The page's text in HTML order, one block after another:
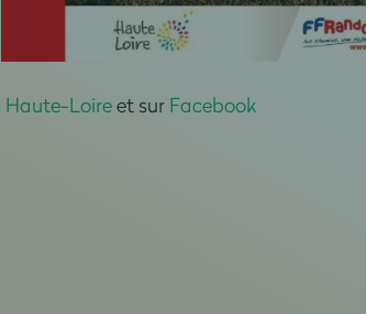
Haute-Loireet sur Facebook